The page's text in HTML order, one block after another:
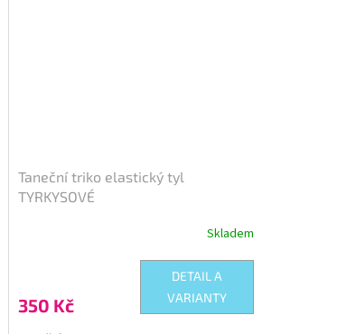
Taneční triko elastický tyl
TYRKYSOVÉ
Skladem
350 Kč
DETAIL A
VARIANTY